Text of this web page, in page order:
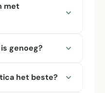
met
genoeg?
het beste?